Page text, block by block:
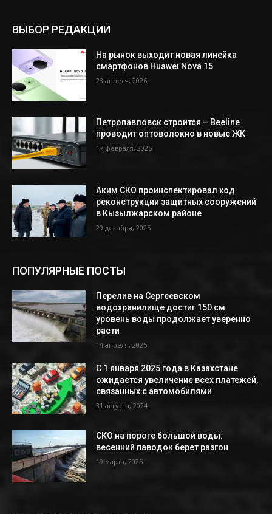
ВЫБОР РЕДАКЦИИ
На рынок выходит новая линейка
смартфонов Huawei Nova 15
23 апреля, 2026
Петропавловск строится – Beeline
проводит оптоволокно в новые ЖК
17 февраля, 2026
Аким СКО проинспектировал ход
реконструкции защитных сооружений
в Кызылжарском районе
29 декабря, 2025
ПОПУЛЯРНЫЕ ПОСТЫ
Перелив на Сергеевском
водохранилище достиг 150 см:
уровень воды продолжает уверенно
расти
14 апреля, 2025
С 1 января 2025 года в Казахстане
ожидается увеличение всех платежей,
связанных с автомобилями
31 августа, 2024
СКО на пороге большой воды:
весенний паводок берет разгон
19 марта, 2025